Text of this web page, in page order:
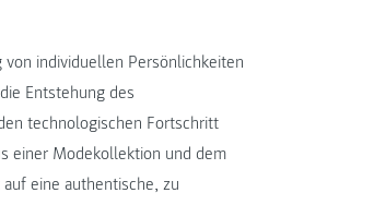
individuellen Persönlichkeiten
Entstehung des
technologischen Fortschritt
einer Modekollektion und dem
eine authentische, zu